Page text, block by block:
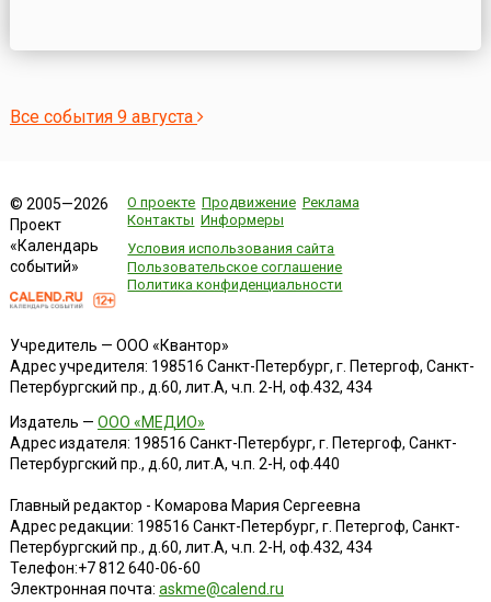
Все события 9 августа
© 2005—2026
Проект
«Календарь
событий»
О проекте Продвижение Реклама
Контакты Информеры
Условия использования сайта
Пользовательское соглашение
Политика конфиденциальности
Учредитель — ООО «Квантор»
Адрес учредителя: 198516 Санкт-Петербург, г. Петергоф, Санкт-
Петербургский пр., д.60, лит.А, ч.п. 2-Н, оф.432, 434
Издатель — ООО «МЕДИО»
Адрес издателя: 198516 Санкт-Петербург, г. Петергоф, Санкт-
Петербургский пр., д.60, лит.А, ч.п. 2-Н, оф.440
Главный редактор - Комарова Мария Сергеевна
Адрес редакции: 198516 Санкт-Петербург, г. Петергоф, Санкт-
Петербургский пр., д.60, лит.А, ч.п. 2-Н, оф.432, 434
Телефон:+7 812 640-06-60
Электронная почта: askme@calend.ru